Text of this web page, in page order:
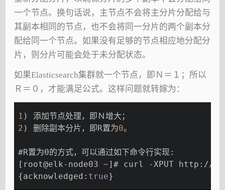
一个节点。换句话说，主节点不会将主分片分配给与
其副本相同的节点，也不会将同一分片的两个副本分
配给同一个节点。如果没有足够的节点相应地分配分
片，则分片可能会处于未分配状态。
如果Elasticsearch集群就一个节点，即Ｎ＝１；所以
Ｒ＝０，才能满足公式。这样问题就转嫁为：
1 ) 添加节点处理，即Ｎ增大；
2 ) 删除副本分片，即R置为0。
#R置为0的方式，可以通过如下命令行实现:
[root@elk-node03 ~]# curl -XPUT
{acknowledged: true}